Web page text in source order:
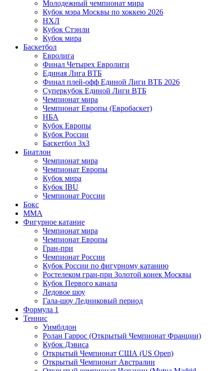
Молодежный чемпионат мира
Кубок мэра Москвы по хоккею 2026
НХЛ
Кубок Стэнли
Кубок мира
Баскетбол
Евролига
Финал Четырех Евролиги
Единая Лига ВТБ
Финал плей-офф Единой Лиги ВТБ 2026
Суперкубок Единой Лиги ВТБ
Чемпионат мира
Чемпионат Европы (Евробаскет)
НБА
Кубок Европы
Кубок России
Баскетбол 3х3
Биатлон
Чемпионат мира
Чемпионат Европы
Кубок мира
Кубок IBU
Чемпионат России
Бокс
MMA
Фигурное катание
Чемпионат мира
Чемпионат Европы
Гран-при
Чемпионат России
Кубок России по фигурному катанию
Ростелеком гран-при Золотой конек Москвы
Кубок Первого канала
Ледовое шоу
Гала-шоу Ледниковый период
Формула 1
Теннис
Уимблдон
Ролан Гаррос (Открытый Чемпионат Франции)
Кубок Дэвиса
Открытый Чемпионат США (US Open)
Открытый Чемпионат Австралии